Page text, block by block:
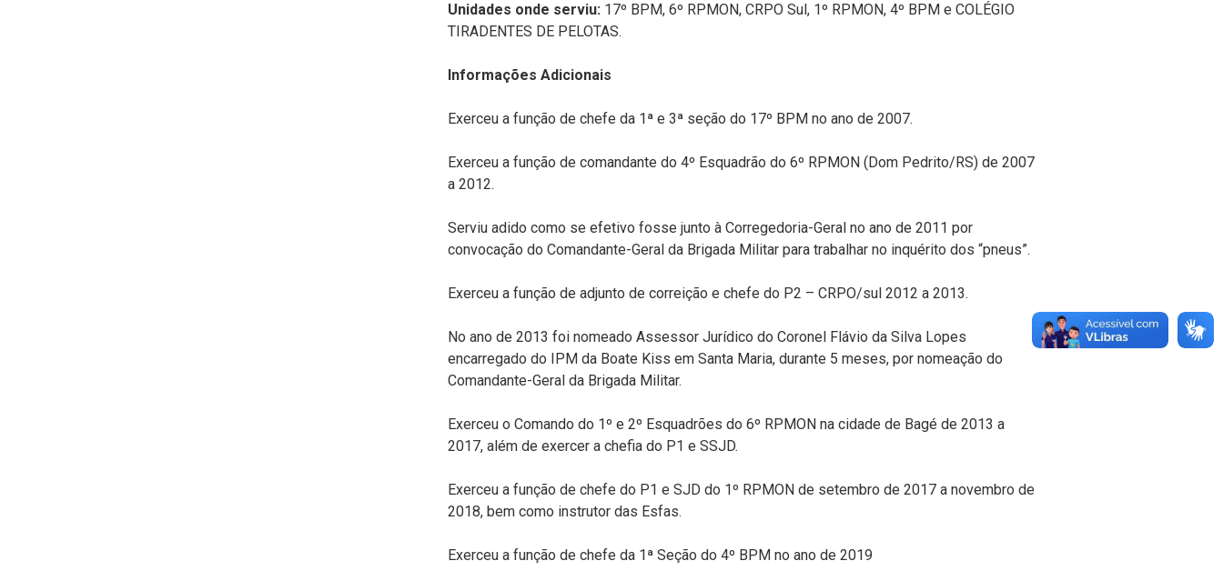
Unidades onde serviu: 17º BPM, 6º RPMON, CRPO Sul, 1º RPMON, 4º BPM e COLÉGIO
TIRADENTES DE PELOTAS.
Informações Adicionais
Exerceu a função de chefe da 1ª e 3ª seção do 17º BPM no ano de 2007.
Exerceu a função de comandante do 4º Esquadrão do 6º RPMON (Dom Pedrito/RS) de 2007
a 2012.
Serviu adido como se efetivo fosse junto à Corregedoria-Geral no ano de 2011 por
convocação do Comandante-Geral da Brigada Militar para trabalhar no inquérito dos “pneus”.
Exerceu a função de adjunto de correição e chefe do P2 – CRPO/sul 2012 a 2013.
No ano de 2013 foi nomeado Assessor Jurídico do Coronel Flávio da Silva Lopes
encarregado do IPM da Boate Kiss em Santa Maria, durante 5 meses, por nomeação do
Comandante-Geral da Brigada Militar.
Exerceu o Comando do 1º e 2º Esquadrões do 6º RPMON na cidade de Bagé de 2013 a
2017, além de exercer a chefia do P1 e SSJD.
Exerceu a função de chefe do P1 e SJD do 1º RPMON de setembro de 2017 a novembro de
2018, bem como instrutor das Esfas.
Exerceu a função de chefe da 1ª Seção do 4º BPM no ano de 2019